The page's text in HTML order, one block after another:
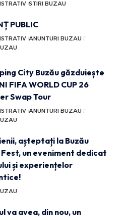
STIRI BUZAU
PUBLIC
ANUNTURI BUZAU
City Buzău găzduiește
FIFA WORLD CUP 26
Swap Tour
ANUNTURI BUZAU
așteptați la Buzău
un eveniment dedicat
și experiențelor
va avea, din nou, un